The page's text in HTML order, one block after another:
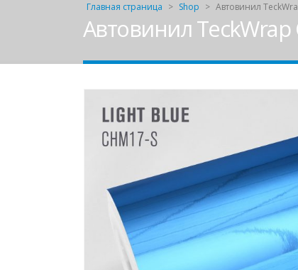
Главная страница > Shop > Автовинил
Автовинил TeckWrap